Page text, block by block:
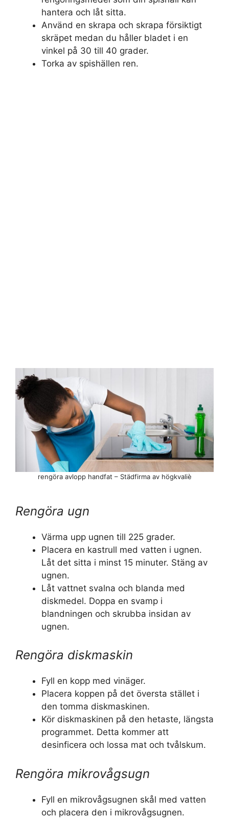
hantera och låt sitta.
Använd en skrapa och skrapa försiktigt
skräpet medan du håller bladet i en
vinkel på 30 till 40 grader.
Torka av spishällen ren.
Rengöra ugn
Värma upp ugnen till 225 grader.
Placera en kastrull med vatten i ugnen.
Låt det sitta i minst 15 minuter. Stäng av
ugnen.
Låt vattnet svalna och blanda med
diskmedel. Doppa en svamp i
blandningen och skrubba insidan av
ugnen.
Rengöra diskmaskin
Fyll en kopp med vinäger.
Placera koppen på det översta stället i
den tomma diskmaskinen.
Kör diskmaskinen på den hetaste, längsta
programmet. Detta kommer att
desinficera och lossa mat och tvålskum.
Rengöra mikrovågsugn
Fyll en mikrovågsugnen skål med vatten
och placera den i mikrovågsugnen.
rengöra avlopp handfat – Städfirma av högkvaliè